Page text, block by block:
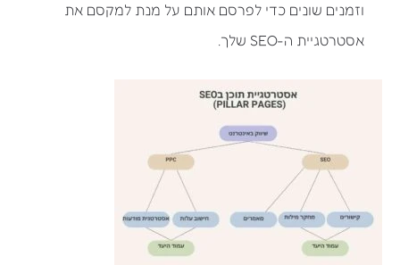
וזמנים שונים כדי לפרסם אותם על מנת למקסם את
אסטרטגיית ה-SEO שלך.